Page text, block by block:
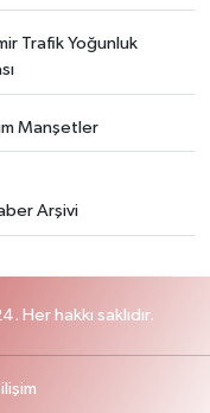
Trafik Yoğunluk
Manşetler
Arşivi
hakkı saklıdır.